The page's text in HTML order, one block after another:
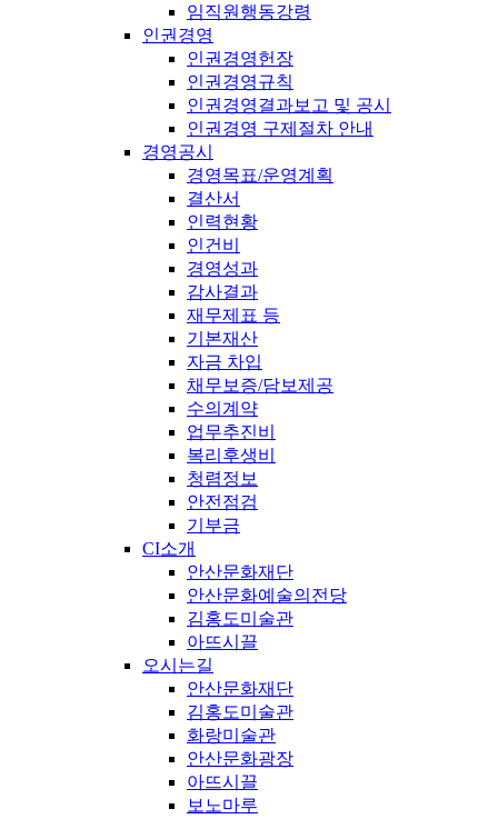
임직원행동강령
인권경영
인권경영헌장
인권경영규칙
인권경영결과보고 및 공시
인권경영 구제절차 안내
경영공시
경영목표/운영계획
결산서
인력현황
인건비
경영성과
감사결과
재무제표 등
기본재산
자금 차입
채무보증/담보제공
수의계약
업무추진비
복리후생비
청렴정보
안전점검
기부금
CI소개
안산문화재단
안산문화예술의전당
김홍도미술관
아뜨시끌
오시는길
안산문화재단
김홍도미술관
화랑미술관
안산문화광장
아뜨시끌
보노마루